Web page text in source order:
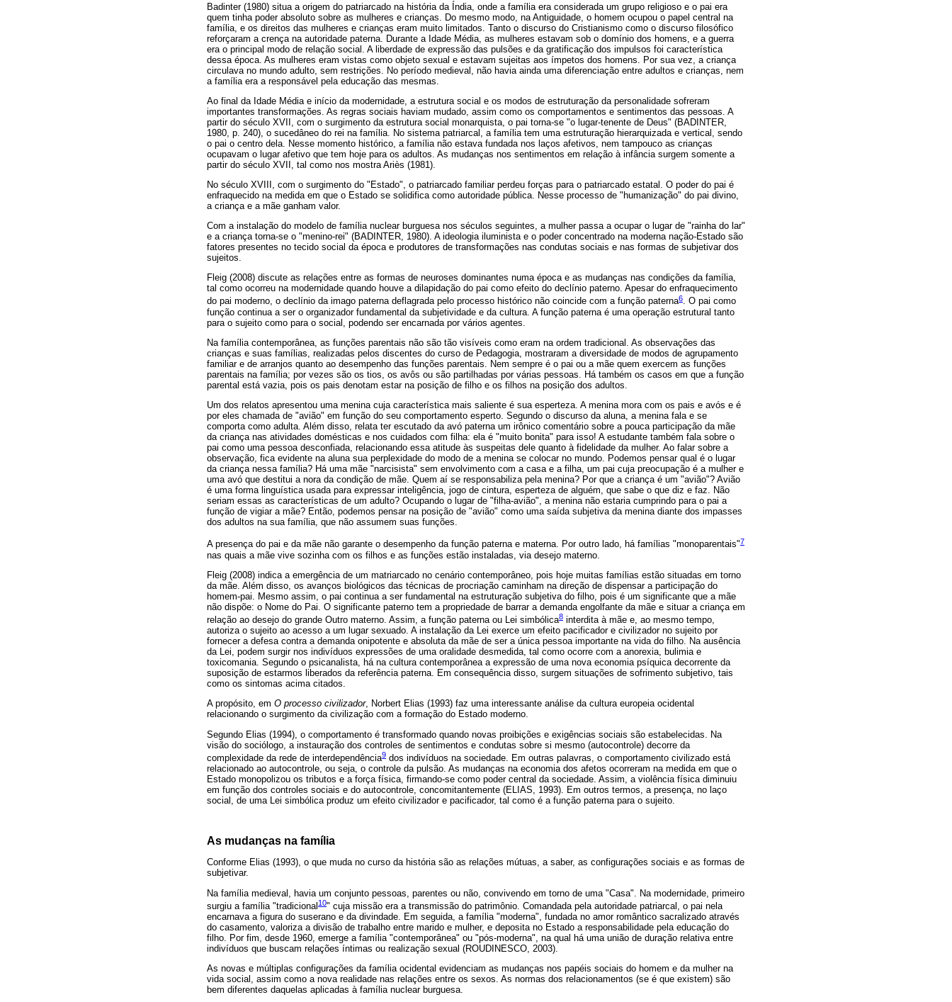
Badinter (1980) situa a origem do patriarcado na história da Índia, onde a família era considerada um grupo religioso e o pai era
quem tinha poder absoluto sobre as mulheres e crianças. Do mesmo modo, na Antiguidade, o homem ocupou o papel central na
família, e os direitos das mulheres e crianças eram muito limitados. Tanto o discurso do Cristianismo como o discurso filosófico
reforçaram a crença na autoridade paterna. Durante a Idade Média, as mulheres estavam sob o domínio dos homens, e a guerra
era o principal modo de relação social. A liberdade de expressão das pulsões e da gratificação dos impulsos foi característica
dessa época. As mulheres eram vistas como objeto sexual e estavam sujeitas aos ímpetos dos homens. Por sua vez, a criança
circulava no mundo adulto, sem restrições. No período medieval, não havia ainda uma diferenciação entre adultos e crianças, nem
a família era a responsável pela educação das mesmas.
Ao final da Idade Média e início da modernidade, a estrutura social e os modos de estruturação da personalidade sofreram
importantes transformações. As regras sociais haviam mudado, assim como os comportamentos e sentimentos das pessoas. A
partir do século XVII, com o surgimento da estrutura social monarquista, o pai torna-se "o lugar-tenente de Deus" (BADINTER,
1980, p. 240), o sucedâneo do rei na família. No sistema patriarcal, a família tem uma estruturação hierarquizada e vertical, sendo
o pai o centro dela. Nesse momento histórico, a família não estava fundada nos laços afetivos, nem tampouco as crianças
ocupavam o lugar afetivo que tem hoje para os adultos. As mudanças nos sentimentos em relação à infância surgem somente a
partir do século XVII, tal como nos mostra Ariès (1981).
No século XVIII, com o surgimento do "Estado", o patriarcado familiar perdeu forças para o patriarcado estatal. O poder do pai é
enfraquecido na medida em que o Estado se solidifica como autoridade pública. Nesse processo de "humanização" do pai divino,
a criança e a mãe ganham valor.
Com a instalação do modelo de família nuclear burguesa nos séculos seguintes, a mulher passa a ocupar o lugar de "rainha do lar"
e a criança torna-se o "menino-rei" (BADINTER, 1980). A ideologia iluminista e o poder concentrado na moderna nação-Estado são
fatores presentes no tecido social da época e produtores de transformações nas condutas sociais e nas formas de subjetivar dos
sujeitos.
Fleig (2008) discute as relações entre as formas de neuroses dominantes numa época e as mudanças nas condições da família,
tal como ocorreu na modernidade quando houve a dilapidação do pai como efeito do declínio paterno. Apesar do enfraquecimento
do pai moderno, o declínio da imago paterna deflagrada pelo processo histórico não coincide com a função paterna6. O pai como
função continua a ser o organizador fundamental da subjetividade e da cultura. A função paterna é uma operação estrutural tanto
para o sujeito como para o social, podendo ser encarnada por vários agentes.
Na família contemporânea, as funções parentais não são tão visíveis como eram na ordem tradicional. As observações das
crianças e suas famílias, realizadas pelos discentes do curso de Pedagogia, mostraram a diversidade de modos de agrupamento
familiar e de arranjos quanto ao desempenho das funções parentais. Nem sempre é o pai ou a mãe quem exercem as funções
parentais na família; por vezes são os tios, os avôs ou são partilhadas por várias pessoas. Há também os casos em que a função
parental está vazia, pois os pais denotam estar na posição de filho e os filhos na posição dos adultos.
Um dos relatos apresentou uma menina cuja característica mais saliente é sua esperteza. A menina mora com os pais e avós e é
por eles chamada de "avião" em função do seu comportamento esperto. Segundo o discurso da aluna, a menina fala e se
comporta como adulta. Além disso, relata ter escutado da avó paterna um irônico comentário sobre a pouca participação da mãe
da criança nas atividades domésticas e nos cuidados com filha: ela é "muito bonita" para isso! A estudante também fala sobre o
pai como uma pessoa desconfiada, relacionando essa atitude às suspeitas dele quanto à fidelidade da mulher. Ao falar sobre a
observação, fica evidente na aluna sua perplexidade do modo de a menina se colocar no mundo. Podemos pensar qual é o lugar
da criança nessa família? Há uma mãe "narcisista" sem envolvimento com a casa e a filha, um pai cuja preocupação é a mulher e
uma avó que destitui a nora da condição de mãe. Quem aí se responsabiliza pela menina? Por que a criança é um "avião"? Avião
é uma forma linguística usada para expressar inteligência, jogo de cintura, esperteza de alguém, que sabe o que diz e faz. Não
seriam essas as características de um adulto? Ocupando o lugar de "filha-avião", a menina não estaria cumprindo para o pai a
função de vigiar a mãe? Então, podemos pensar na posição de "avião" como uma saída subjetiva da menina diante dos impasses
dos adultos na sua família, que não assumem suas funções.
A presença do pai e da mãe não garante o desempenho da função paterna e materna. Por outro lado, há famílias "monoparentais"7
nas quais a mãe vive sozinha com os filhos e as funções estão instaladas, via desejo materno.
Fleig (2008) indica a emergência de um matriarcado no cenário contemporâneo, pois hoje muitas famílias estão situadas em torno
da mãe. Além disso, os avanços biológicos das técnicas de procriação caminham na direção de dispensar a participação do
homem-pai. Mesmo assim, o pai continua a ser fundamental na estruturação subjetiva do filho, pois é um significante que a mãe
não dispõe: o Nome do Pai. O significante paterno tem a propriedade de barrar a demanda engolfante da mãe e situar a criança em
relação ao desejo do grande Outro materno. Assim, a função paterna ou Lei simbólica8 interdita à mãe e, ao mesmo tempo,
autoriza o sujeito ao acesso a um lugar sexuado. A instalação da Lei exerce um efeito pacificador e civilizador no sujeito por
fornecer a defesa contra a demanda onipotente e absoluta da mãe de ser a única pessoa importante na vida do filho. Na ausência
da Lei, podem surgir nos indivíduos expressões de uma oralidade desmedida, tal como ocorre com a anorexia, bulimia e
toxicomania. Segundo o psicanalista, há na cultura contemporânea a expressão de uma nova economia psíquica decorrente da
suposição de estarmos liberados da referência paterna. Em consequência disso, surgem situações de sofrimento subjetivo, tais
como os sintomas acima citados.
A propósito, em O processo civilizador, Norbert Elias (1993) faz uma interessante análise da cultura europeia ocidental
relacionando o surgimento da civilização com a formação do Estado moderno.
Segundo Elias (1994), o comportamento é transformado quando novas proibições e exigências sociais são estabelecidas. Na
visão do sociólogo, a instauração dos controles de sentimentos e condutas sobre si mesmo (autocontrole) decorre da
complexidade da rede de interdependência9 dos indivíduos na sociedade. Em outras palavras, o comportamento civilizado está
relacionado ao autocontrole, ou seja, o controle da pulsão. As mudanças na economia dos afetos ocorreram na medida em que o
Estado monopolizou os tributos e a força física, firmando-se como poder central da sociedade. Assim, a violência física diminuiu
em função dos controles sociais e do autocontrole, concomitantemente (ELIAS, 1993). Em outros termos, a presença, no laço
social, de uma Lei simbólica produz um efeito civilizador e pacificador, tal como é a função paterna para o sujeito.
As mudanças na família
Conforme Elias (1993), o que muda no curso da história são as relações mútuas, a saber, as configurações sociais e as formas de
subjetivar.
Na família medieval, havia um conjunto pessoas, parentes ou não, convivendo em torno de uma "Casa". Na modernidade, primeiro
surgiu a família "tradicional 10" cuja missão era a transmissão do patrimônio. Comandada pela autoridade patriarcal, o pai nela
encarnava a figura do suserano e da divindade. Em seguida, a família "moderna", fundada no amor romântico sacralizado através
do casamento, valoriza a divisão de trabalho entre marido e mulher, e deposita no Estado a responsabilidade pela educação do
filho. Por fim, desde 1960, emerge a família "contemporânea" ou "pós-moderna", na qual há uma união de duração relativa entre
indivíduos que buscam relações íntimas ou realização sexual (ROUDINESCO, 2003).
As novas e múltiplas configurações da família ocidental evidenciam as mudanças nos papéis sociais do homem e da mulher na
vida social, assim como a nova realidade nas relações entre os sexos. As normas dos relacionamentos (se é que existem) são
bem diferentes daquelas aplicadas à família nuclear burguesa.